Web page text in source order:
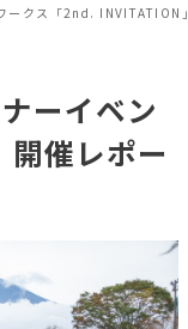
ークス「2nd. INVITATION
ーイベン
催レポー